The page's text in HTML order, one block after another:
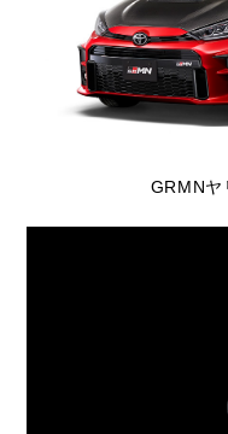
GRMNヤ